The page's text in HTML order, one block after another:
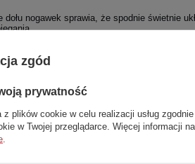
nogawek sprawia, że spodnie świetnie
kieszenie boczne na drobne skarby.
na dwa dni tygodnia.
i nowoczesnego designu, który dzieci
pranie i zachowują swój kolor.
zgód
prywatność
plików cookie w celu realizacji usług
w Twojej przeglądarce. Więcej informacji